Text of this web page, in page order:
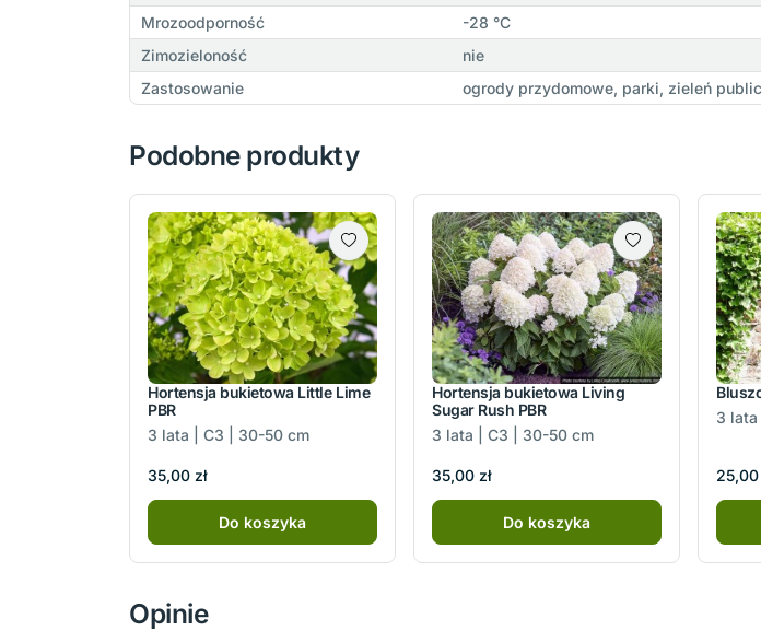
Mrozoodporność
-28 °C
Zimozieloność
nie
Zastosowanie
ogrody przydomowe, parki, zieleń
Podobne produkty
Hortensja bukietowa Little Lime
PBR
3 lata | C3 | 30-50 cm
35,00 zł
Do koszyka
Hortensja bukietowa Living
Sugar Rush PBR
3 lata | C3 | 30-50 cm
35,00 zł
Do koszyka
3
25,00
Opinie